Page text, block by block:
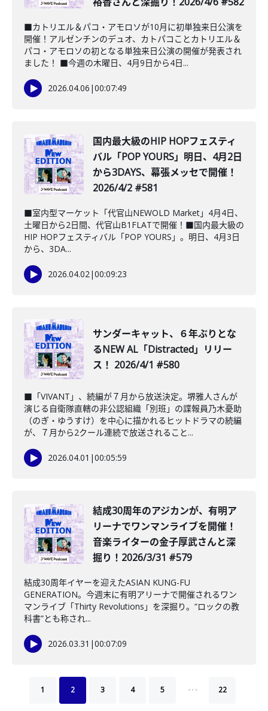
■カトリエル＆パコ・アモロソが10月に初単独来日公演を
開催！アルゼンチンのデュオ、カトパコことカトリエル＆
パコ・アモロソの初となる単独来日公演の開催が発表され
ました！ ■今週の木曜日、4月9日から4日...
2026.04.06 |00:07:49
国内最大級のHIP HOPフェスティ
バル「POP YOURS」明日、4月2日
から3DAYS、幕張メッセで開催！
2026/4/2 #581
■室内型マーケット「代官山NEWOLD Market」4月4日、
土曜日から2日間、代官山B1FLATで開催！■国内最大級の
HIP HOPフェスティバル「POP YOURS」。明日、4月3日
から、3DA...
2026.04.02|00:09:23
サンダーキャット、６年ぶりとな
るNEW AL「Distracted」リリー
ス！ 2026/4/1 #580
■「VIVANT」、続編が７月から放送決定。堺雅人さんが
演じる自衛隊直轄の非公認組織「別班」の諜報員乃木憂助
（のぎ・ゆうすけ）を中心に描かれるヒットドラマの続編
が、７月から2クール連続で放送されること...
2026.04.01 |00:05:59
結成30周年のアジカンが、有明ア
リーナでワンマンライブを開催！
音楽ライターの金子厚武さんと深
掘り！2026/3/31 #579
結成30周年イヤーを迎えたASIAN KUNG-FU
GENERATION。今週末に有明アリーナで開催されるワン
マンライブ「Thirty Revolutions」を深掘り。“ロックの教
科書”とも称され...
2026.03.31 |00:07:09
1 2 3 4 5 … 22